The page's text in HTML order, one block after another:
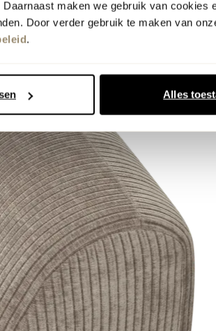
maken we gebruik van cookies
Door verder gebruik te maken van
.
Alles